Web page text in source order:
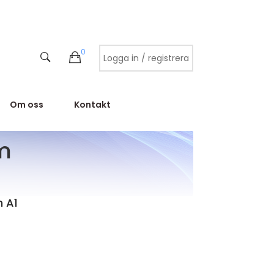
0
Logga in / registrera
Om oss Kontakt